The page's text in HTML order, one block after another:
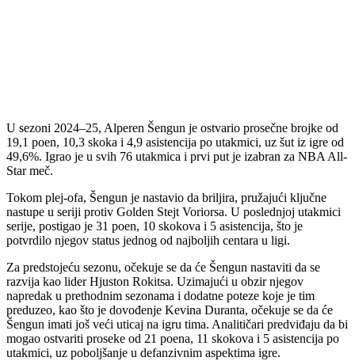
U sezoni 2024–25, Alperen Šengun je ostvario prosečne brojke od
19,1 poen, 10,3 skoka i 4,9 asistencija po utakmici, uz šut iz igre od
49,6%. Igrao je u svih 76 utakmica i prvi put je izabran za NBA All-
Star meč.
Tokom plej-ofa, Šengun je nastavio da briljira, pružajući ključne
nastupe u seriji protiv Golden Stejt Voriorsa. U poslednjoj utakmici
serije, postigao je 31 poen, 10 skokova i 5 asistencija, što je
potvrdilo njegov status jednog od najboljih centara u ligi.
Za predstojeću sezonu, očekuje se da će Šengun nastaviti da se
razvija kao lider Hjuston Rokitsa. Uzimajući u obzir njegov
napredak u prethodnim sezonama i dodatne poteze koje je tim
preduzeo, kao što je dovođenje Kevina Duranta, očekuje se da će
Šengun imati još veći uticaj na igru tima. Analitičari predviđaju da bi
mogao ostvariti proseke od 21 poena, 11 skokova i 5 asistencija po
utakmici, uz poboljšanje u defanzivnim aspektima igre.